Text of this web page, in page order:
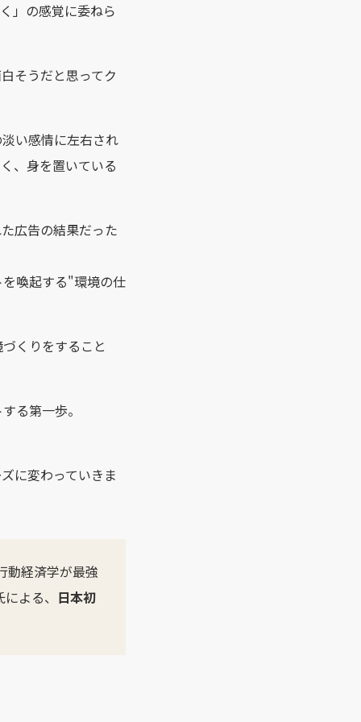
」の感覚に委ねら
そうだと思ってク
い感情に左右され
、身を置いている
広告の結果だった
喚起する"環境の仕
くりをすること
る第一歩。
に変わっていきま
動経済学が最強
よる、 日本初